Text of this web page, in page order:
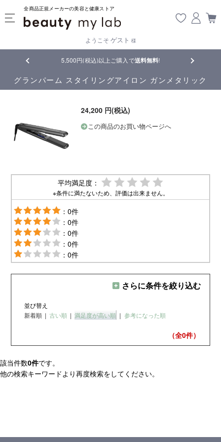
全商品正規メーカーの美容と健康ストア
ようこそ ゲスト 様
5,500円(税込)以上ご購入で送料無料! 【重要】
グランパーム スタイリングアイロン ガンメタリック
24,200 円(税込)
この商品のお買い物ページへ
平均満足度：
※条件に満たないため、評価は出来ません。
：0件
：0件
：0件
：0件
：0件
さらに条件を絞り込む
並び替え
新着順 | 古い順 | 満足度が高い順 | 参考になった順
（全0件）
該当件数0件です。
他の検索キーワードより再度検索をしてください。